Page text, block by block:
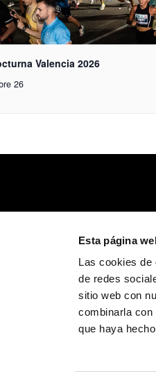
Esta página
Las cookies de
de redes
sitio web con
combinarla con
que haya
Valencia 2026
26
Quintana, 1 46003 València